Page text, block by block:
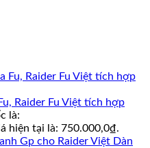
Raider Fu Việt tích hợp
là:
hiện tại là: 750.000,0₫.
Dàn